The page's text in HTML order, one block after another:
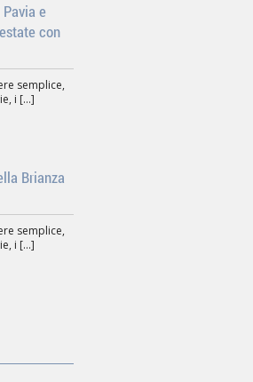
e
con
semplice,
i [...]
Brianza
semplice,
i [...]